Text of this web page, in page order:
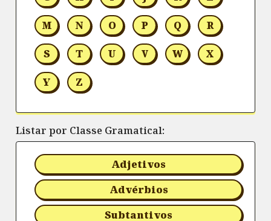
M N O P Q R
S T U V W X
Y Z
Listar por Classe Gramatical:
Adjetivos
Advérbios
Subtantivos